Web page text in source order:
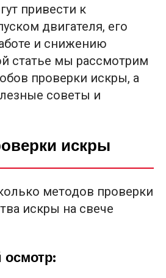
привести к
двигателя, его
и снижению
статье мы рассмотрим
проверки искры, а
советы и
искры
методов проверки
искры на свече
осмотр: